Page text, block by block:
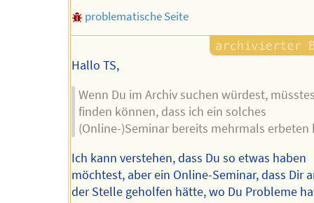
problematische Seite
Hallo TS,
Wenn Du im Archiv suchen würdest,
finden können, dass ich ein solches
(Online-)Seminar bereits mehrmals erbeten
Ich kann verstehen, dass Du so etwas haben
möchtest, aber ein Online-Seminar, dass Dir
der Stelle geholfen hätte, wo Du Probleme